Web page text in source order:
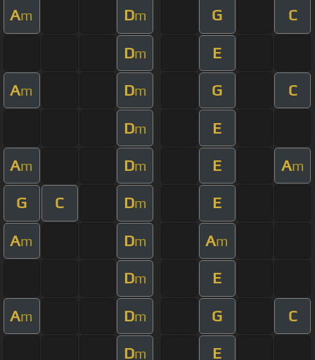
Am Dm G C
Dm E
Am Dm G C
Dm E
Am Dm E Am
G C Dm E
Am Dm Am
Dm E
Am Dm G C
Dm E